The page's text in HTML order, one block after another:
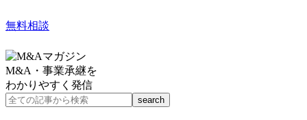
無料相談
M&A・事業承継を
わかりやすく発信